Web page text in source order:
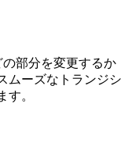
の部分を変更するか
ムーズなトランジシ
す。